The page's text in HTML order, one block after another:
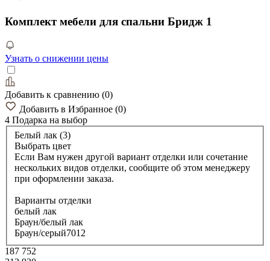
Комплект мебели для спальни Бридж 1
Узнать о снижении цены
Добавить к сравнению (0)
Добавить в Избранное (0)
4 Подарка на выбор
Белый лак (3)
Выбрать цвет
Если Вам нужен другой вариант отделки или сочетание
нескольких видов отделки, сообщите об этом менеджеру
при оформлении заказа.
Варианты отделки
белый лак
Браун/белый лак
Браун/серый7012
187 752